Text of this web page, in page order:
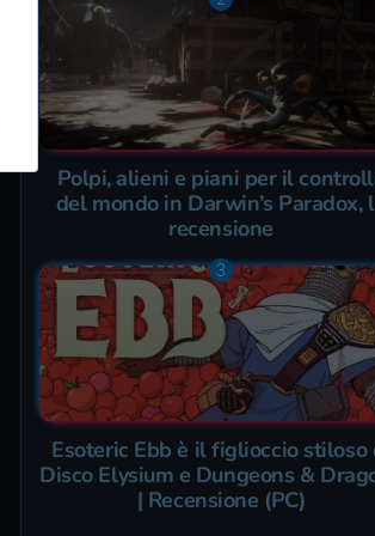
Polpi, alieni e piani per il
del mondo in Darwin’s Paradox,
recensione
Esoteric Ebb è il figlioccio stiloso
Disco Elysium e Dungeons &
| Recensione (PC)